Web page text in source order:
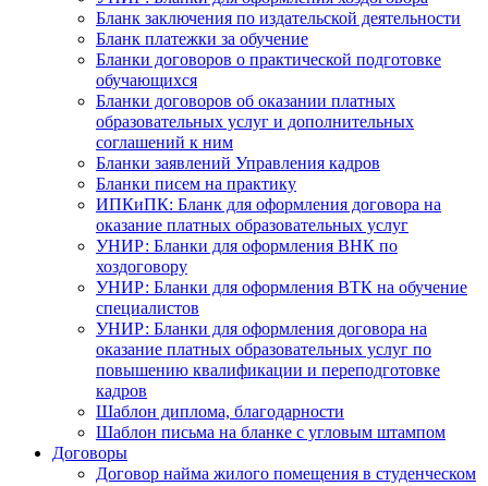
Бланк заключения по издательской деятельности
Бланк платежки за обучение
Бланки договоров о практической подготовке
обучающихся
Бланки договоров об оказании платных
образовательных услуг и дополнительных
соглашений к ним
Бланки заявлений Управления кадров
Бланки писем на практику
ИПКиПК: Бланк для оформления договора на
оказание платных образовательных услуг
УНИР: Бланки для оформления ВНК по
хоздоговору
УНИР: Бланки для оформления ВТК на обучение
специалистов
УНИР: Бланки для оформления договора на
оказание платных образовательных услуг по
повышению квалификации и переподготовке
кадров
Шаблон диплома, благодарности
Шаблон письма на бланке с угловым штампом
Договоры
Договор найма жилого помещения в студенческом